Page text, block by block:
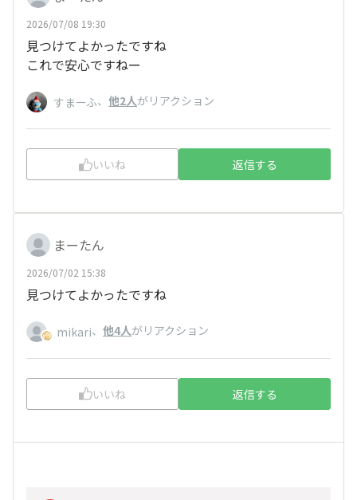
2026/07/08 19:30
見つけてよかったですね
これで安心ですねー
すまーふ、 他2人がリアクション
いいね 返信する
まーたん
2026/07/02 15:38
見つけてよかったですね
mikari、 他4人がリアクション
いいね 返信する